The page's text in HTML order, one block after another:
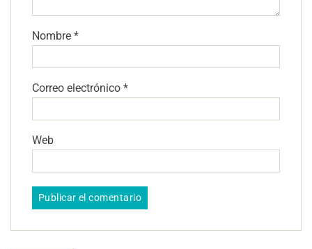
Nombre *
Correo electrónico *
Web